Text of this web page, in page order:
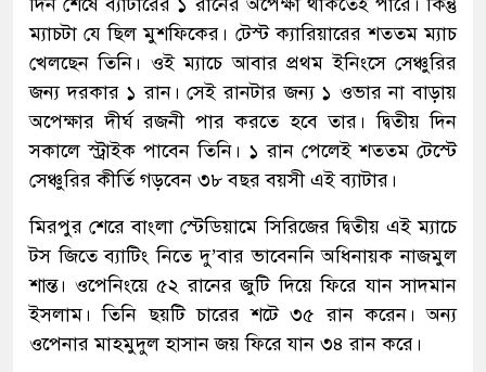
ম্যাচটা যে ছিল মুশফিকের। টেস্ট ক্যারিয়ারের শততম ম্যাচ
খেলছেন তিনি। ওই ম্যাচে আবার প্রথম ইনিংসে সেঞ্চুরির
জন্য দরকার ১ রান। সেই রানটার জন্য ১ ওভার না বাড়ায়
অপেক্ষার দীর্ঘ রজনী পার করতে হবে তার। দ্বিতীয় দিন
সকালে স্ট্রাইক পাবেন তিনি। ১ রান পেলেই শততম টেস্টে
সেঞ্চুরির কীর্তি গড়বেন ৩৮ বছর বয়সী এই ব্যাটার।
মিরপুর শেরে বাংলা স্টেডিয়ামে সিরিজের দ্বিতীয় এই ম্যাচে
টস জিতে ব্যাটিং নিতে দু’বার ভাবেননি অধিনায়ক নাজমুল
শান্ত। ওপেনিংয়ে ৫২ রানের জুটি দিয়ে ফিরে যান সাদমান
ইসলাম। তিনি ছয়টি চারের শটে ৩৫ রান করেন। অন্য
ওপেনার মাহমুদুল হাসান জয় ফিরে যান ৩৪ রান করে।